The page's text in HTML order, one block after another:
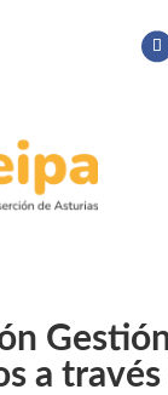
a través